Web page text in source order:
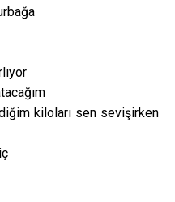
kiloları sen sevişirken